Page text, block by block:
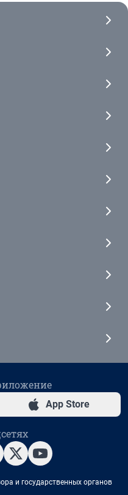
App Store
и государственных органов